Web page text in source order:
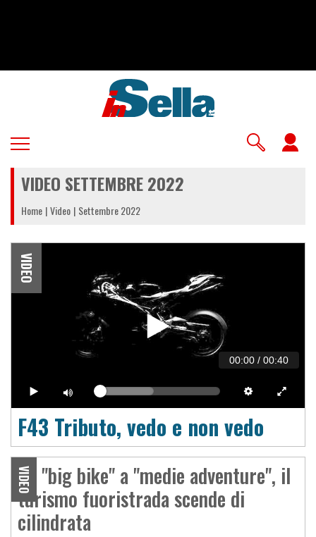
VIDEO SETTEMBRE 2022
Home Video Settembre 2022
00:00 / 00:40
VIDEO
F43 Tributo, vedo e non vedo
VIDEO
Da "big bike" a "medie adventure", il
turismo fuoristrada scende di
cilindrata